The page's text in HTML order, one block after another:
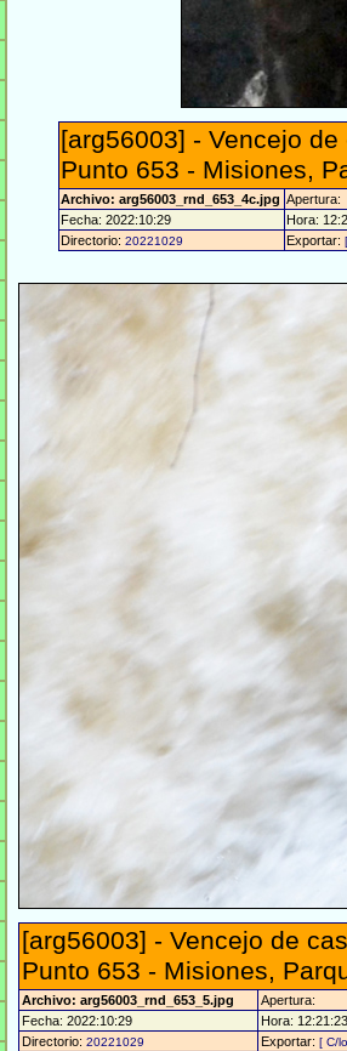
[arg56003] - Vencejo
Punto 653 - Misiones,
Archivo: arg56003_rnd_653_4c.jpg Apertura:
Fecha: 2022:10:29
Hora:
Directorio:20221029 Exportar:
[arg56003] - Vencejo de
Punto 653 - Misiones,
Archivo: arg56003_rnd_653_5.jpg
Apertura:
Fecha: 2022:10:29
Hora:
Directorio: 20221029 Exportar: [ C/